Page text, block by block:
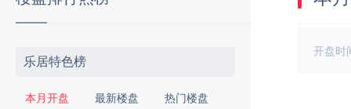
乐居特色榜
本月开盘 最新楼盘 热门楼盘
开盘时